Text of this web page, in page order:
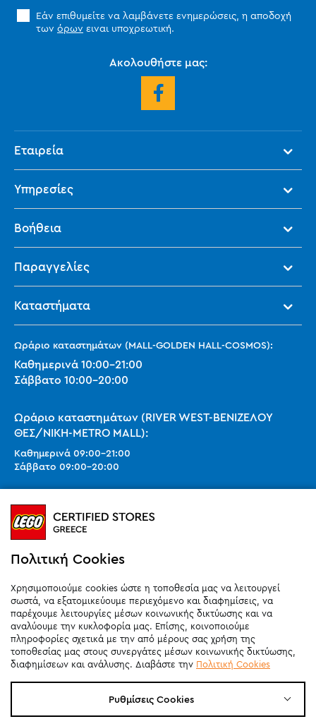
Εάν επιθυμείτε να λαμβάνετε ενημερώσεις, η αποδοχή
των όρων ειναι υποχρεωτική.
Ακολουθήστε μας:
Εταιρεία
Υπηρεσίες
Βοήθεια
Παραγγελίες
Καταστήματα
Ωράριο καταστημάτων (MALL-GOLDEN HALL-COSMOS):
Καθημερινά 10:00-21:00
Σάββατο 10:00-20:00
Ωράριο καταστημάτων (RIVER WEST-ΒΕΝΙΖΕΛΟΥ
ΘΕΣ/ΝΙΚΗ-METRO MALL):
Καθημερινά 09:00-21:00
Σάββατο 09:00-20:00
Ωράριο καταστημάτων (SMART PARK):
Καθημερινά10:00-21:00
Σάββατο09:00
Κυριακή 11:00-20:00 (έως 25/10)
orders@legostoregreece.gr
Αρ.Γ.Ε.ΜΗ: 084878102000
Πολιτική Cookies
Χρησιμοποιούμε cookies ώστε η τοποθεσία μας να λειτουργεί
σωστά, να εξατομικεύουμε περιεχόμενο και διαφημίσεις, να
παρέχουμε λειτουργίες μέσων κοινωνικής δικτύωσης και να
αναλύουμε την κυκλοφορία μας. Επίσης, κοινοποιούμε
πληροφορίες σχετικά με την από μέρους σας χρήση της
τοποθεσίας μας στους συνεργάτες μέσων κοινωνικής δικτύωσης,
διαφημίσεων και ανάλυσης. Διαβάστε την Πολιτική Cookies
Ρυθμίσεις Cookies